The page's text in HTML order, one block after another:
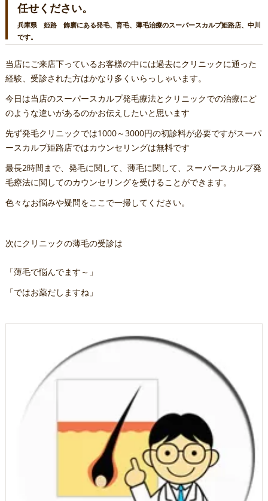
任せください。
兵庫県 姫路 飾磨にある発毛、育毛、薄毛治療のスーパースカルプ姫路店、中川
です。
当店にご来店下っているお客様の中には過去にクリニックに通った
経験、受診された方はかなり多くいらっしゃいます。
今日は当店のスーパースカルプ発毛療法とクリニックでの治療にど
のような違いがあるのかお伝えしたいと思います
先ず発毛クリニックでは1000～3000円の初診料が必要ですがスーパ
ースカルプ姫路店ではカウンセリングは無料です
最長2時間まで、発毛に関して、薄毛に関して、スーパースカルプ発
毛療法に関してのカウンセリングを受けることができます。
色々なお悩みや疑問をここで一掃してください。
次にクリニックの薄毛の受診は
「薄毛で悩んでます～」
「ではお薬だしますね」